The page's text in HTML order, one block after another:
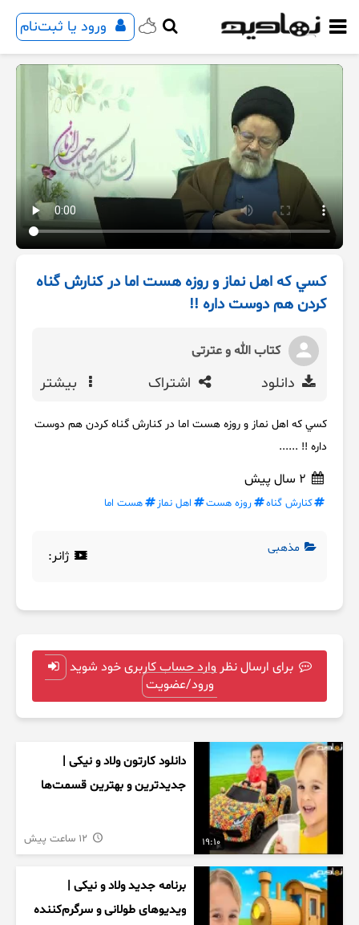
ورود یا ثبت‌نام
کسي که اهل نماز و روزه هست اما در کنارش گناه
کردن هم دوست داره !!
کتاب الله و عترتی
دانلود اشتراک بیشتر
کسي که اهل نماز و روزه هست اما در کنارش گناه کردن هم دوست
داره !! ......
کنارش گناه روزه هست اهل نماز هست اما
مذهبی ژانر:
برای ارسال نظر وارد حساب کاربری خود شوید
ورود/عضویت
19:10
دانلود کارتون ولاد و نیکی |
جدیدترین و بهترین قسمت‌ها
برنامه جدید ولاد و نیکی |
ویدیوهای طولانی و سرگرم‌کننده